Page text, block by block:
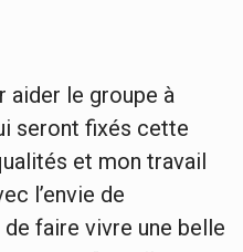
aider le groupe à
seront fixés cette
et mon travail
l’envie de
faire vivre une belle